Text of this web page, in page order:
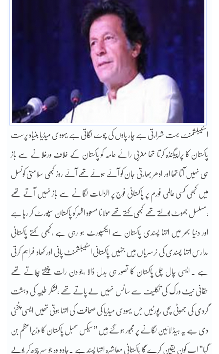
اسٹیبلشمنٹ بہت شرارتی ہے چار پاوں کی چوٹ لگاتی ہے یہودی میڈیا بنیاد پرست
پاکستان کا پراپیگنڈہ کرتا تھا مغربی رائے عامہ کو پاکستان کے خلاف ورغلانے سے باز
ہی نہیں آتا تھا اور ادھر بھارتی جان کو آئے ہوئے تھے آئے روز کبھی سلامتی کونسل
میں کبھی کسی عالمی فورم پر پاکستانی فوج پر الزامات لگانے سے باز نہیں آتے تھے
،مسلسل جھوٹ بولتے تھے کبھی کہتے تھے مولانا مسعود اظہر کو پاکستان سپورٹ کر رہا ہے
اور دنیا بھر میں انتہا پسندی پاکستان سے ایکسپورٹ ہو رہی ہے ،کبھی کہتے پاکستانی
مدارس انتہا پسندی کی نرسریاں ہیں جنہیں پاکستانی اسٹیبلشمنٹ پانی اور کھاد فراہم کرتی
ہے ۔ ایسی چال چلی پاکستان کا تصور ہی بدل ڈالا ،جو دن رات چیختے چلاتے تھے
حقانی نیٹ ورک کی تکلیف سے سانس نہیں لے پاتے تھے ،لشکر طیبہ کی دہشت
گردی کی جھوٹی سچی رپورٹیں جس یہودی میڈیا کی صحافت کی انتہا ہوتی تھیں ایسی پٹخنی
دی ہے یہ ہیڈ لائین لگانے پر مجبور ہو گئے ہیں ” سیکس سمبل پاکستان کا وزیراعظم بن
گیا” اب کون یقین کرے گا پاکستانی معاشرہ انتہا پسند ہے ۔جادو وہ جو سر چڑھ کر بولے